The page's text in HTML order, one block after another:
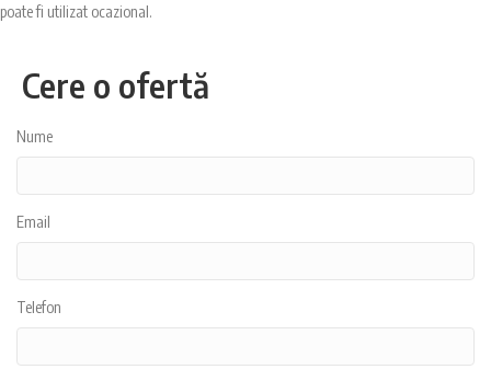
poate fi utilizat ocazional.
Cere o ofertă
Nume
Email
Telefon